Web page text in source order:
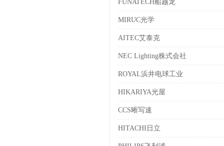
FUNATECH船越龙
MIRUC光学
AITEC艾泰克
NEC Lighting株式会社
ROYAL浜井电球工业
HIKARIYA光屋
CCS晰写速
HITACHI日立